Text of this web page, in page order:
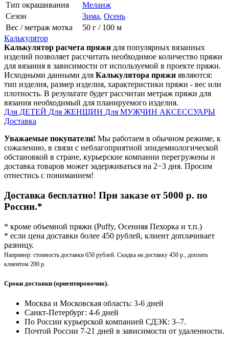
Тип окрашивания
Меланж
Сезон
Зима, Осень
Вес / метраж мотка
50 г / 100 м
Калькулятор
Калькулятор расчета пряжи для популярных вязанных
изделий позволяет рассчитать необходимое количество пряжи
для вязания в зависимости от используемой в проекте пряжи.
Исходными данными для Калькулятора пряжи являются:
тип изделия, размер изделия, характеристики пряжи - вес или
плотность. В результате будет рассчитан метраж пряжи для
вязания необходимый для планируемого изделия.
Для ДЕТЕЙ Для ЖЕНЩИН Для МУЖЧИН АКСЕССУАРЫ
Доставка
Уважаемые покупатели! Мы работаем в обычном режиме, к
сожалению, в связи с неблагоприятной эпидемиологической
обстановкой в стране, курьерские компании перегружены и
доставка товаров может задерживаться на 2−3 дня. Просим
отнестись с пониманием!
Доставка бесплатно! При заказе от 5000 р. по
России.*
* кроме объемной пряжи (Puffy, Осенняя Пехорка и т.п.)
* если цена доставки более 450 рублей, клиент доплачивает
разницу.
Например: стоимость доставки 650 рублей. Скидка на доставку 450 р., доплата
клиентом 200 р.
Сроки доставки (ориентировочно).
Москва и Московская область: 3-6 дней
Санкт-Петербург: 4-6 дней
По России курьерской компанией СДЭК: 3–7.
Почтой России 7-21 дней в зависимости от удаленности.